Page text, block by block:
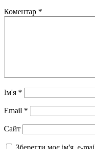
Коментар *
Ім'я *
Email *
Сайт
Зберегти моє ім'я, e-